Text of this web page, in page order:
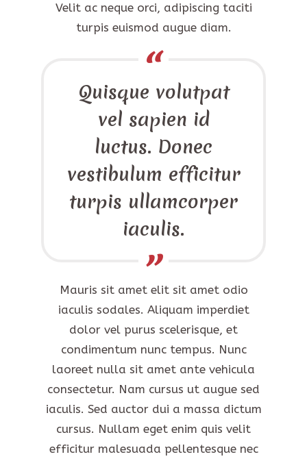
Velit ac neque orci, adipiscing taciti
turpis euismod augue diam.
Quisque volutpat
vel sapien id
luctus. Donec
vestibulum efficitur
turpis ullamcorper
iaculis.
Mauris sit amet elit sit amet odio
iaculis sodales. Aliquam imperdiet
dolor vel purus scelerisque, et
condimentum nunc tempus. Nunc
laoreet nulla sit amet ante vehicula
consectetur. Nam cursus ut augue sed
iaculis. Sed auctor dui a massa dictum
cursus. Nullam eget enim quis velit
efficitur malesuada pellentesque nec